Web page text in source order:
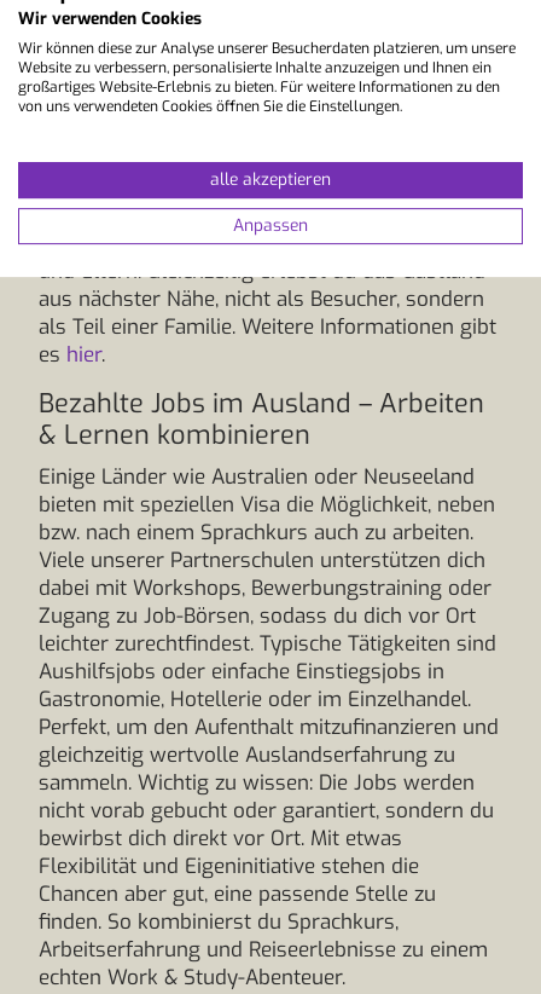
Erfahrungen sammeln möchten. Referenzen
oder ein polizeiliches Führungszeugnis werden
meist vorausgesetzt, in einigen Fällen auch ein
Führerschein. Der große Mehrwert: Durch den
Sprachkenntnisse systematisch, während du sie
im Familienalltag täglich anwendest. So lernst
du die Sprache nicht nur im Unterricht, sondern
auch ganz natürlich im Gespräch mit Kindern
und Eltern. Gleichzeitig erlebst du das Gastland
aus nächster Nähe, nicht als Besucher, sondern
als Teil einer Familie. Weitere Informationen gibt
es hier.
Bezahlte Jobs im Ausland – Arbeiten
& Lernen kombinieren
Einige Länder wie Australien oder Neuseeland
bieten mit speziellen Visa die Möglichkeit, neben
bzw. nach einem Sprachkurs auch zu arbeiten.
Viele unserer Partnerschulen unterstützen dich
dabei mit Workshops, Bewerbungstraining oder
Zugang zu Job-Börsen, sodass du dich vor Ort
leichter zurechtfindest. Typische Tätigkeiten sind
Aushilfsjobs oder einfache Einstiegsjobs in
Gastronomie, Hotellerie oder im Einzelhandel.
Perfekt, um den Aufenthalt mitzufinanzieren und
gleichzeitig wertvolle Auslandserfahrung zu
sammeln. Wichtig zu wissen: Die Jobs werden
nicht vorab gebucht oder garantiert, sondern du
bewirbst dich direkt vor Ort. Mit etwas
Flexibilität und Eigeninitiative stehen die
Chancen aber gut, eine passende Stelle zu
finden. So kombinierst du Sprachkurs,
Arbeitserfahrung und Reiseerlebnisse zu einem
echten Work & Study-Abenteuer.
Wir verwenden Cookies
Wir können diese zur Analyse unserer Besucherdaten platzieren, um unsere
Website zu verbessern, personalisierte Inhalte anzuzeigen und Ihnen ein
großartiges Website-Erlebnis zu bieten. Für weitere Informationen zu den
von uns verwendeten Cookies öffnen Sie die Einstellungen.
alle akzeptieren
Anpassen